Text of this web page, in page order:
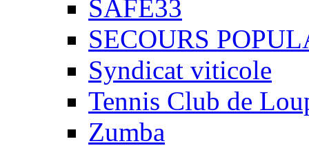
SAFE33
SECOURS
Syndicat viticole
Tennis Club de
Zumba